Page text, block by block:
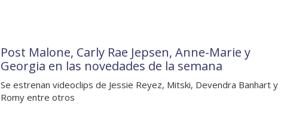
Post Malone, Carly Rae Jepsen, Anne-Marie y
Georgia en las novedades de la semana
Se estrenan videoclips de Jessie Reyez, Mitski, Devendra Banhart y
Romy entre otros